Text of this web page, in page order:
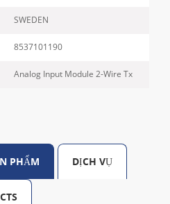
SWEDEN
8537101190
Analog Input Module 2-Wire Tx
PHẨM DỊCH VỤ